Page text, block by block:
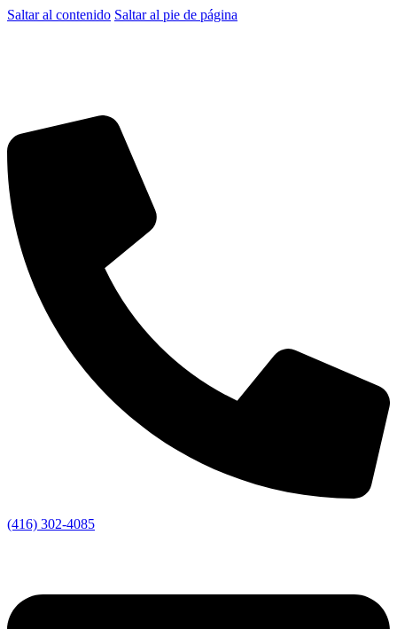
Saltar al contenido Saltar al pie de página
(416) 302-4085